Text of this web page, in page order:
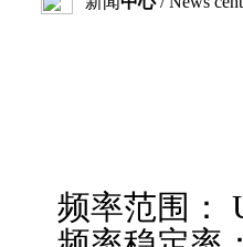
频率范围：